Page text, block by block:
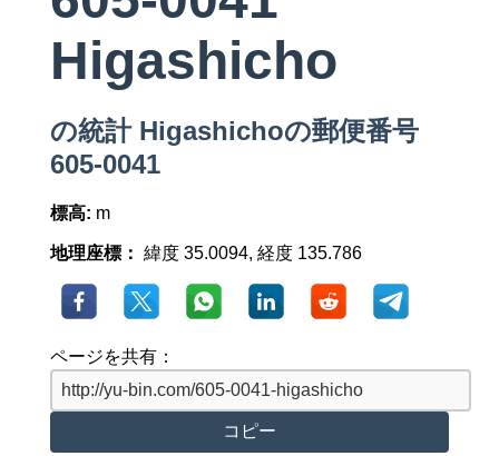
Higashicho
の統計 Higashichoの郵便番号
605-0041
標高: m
地理座標： 緯度 35.0094, 経度 135.786
ページを共有：
コピー